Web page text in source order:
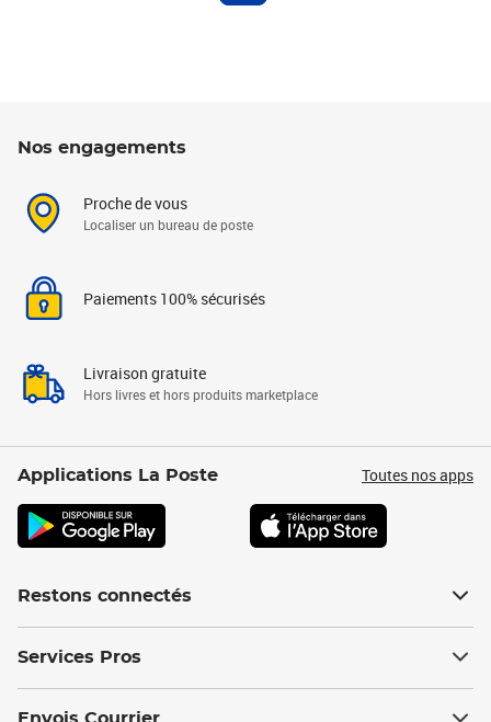
Nos engagements
Proche de vous
Localiser un bureau de poste
Paiements 100% sécurisés
Livraison gratuite
Hors livres et hors produits marketplace
Applications La Poste Toutes nos apps
Restons connectés
Services Pros